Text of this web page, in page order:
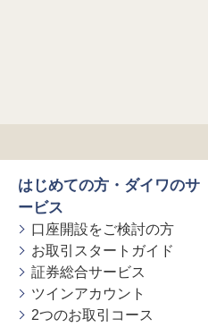
はじめての方・ダイワのサ
ービス
口座開設をご検討の方
お取引スタートガイド
証券総合サービス
ツインアカウント
2つのお取引コース